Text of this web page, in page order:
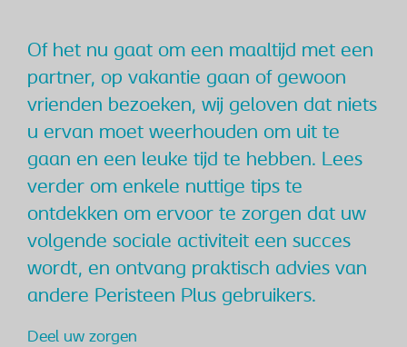
Of het nu gaat om een maaltijd met een
partner, op vakantie gaan of gewoon
vrienden bezoeken, wij geloven dat niets
u ervan moet weerhouden om uit te
gaan en een leuke tijd te hebben. Lees
verder om enkele nuttige tips te
ontdekken om ervoor te zorgen dat uw
volgende sociale activiteit een succes
wordt, en ontvang praktisch advies van
andere Peristeen Plus gebruikers.
Deel uw zorgen